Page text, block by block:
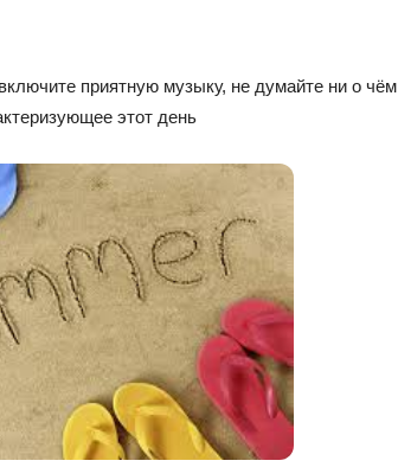
приятную музыку, не думайте ни о чём
этот день